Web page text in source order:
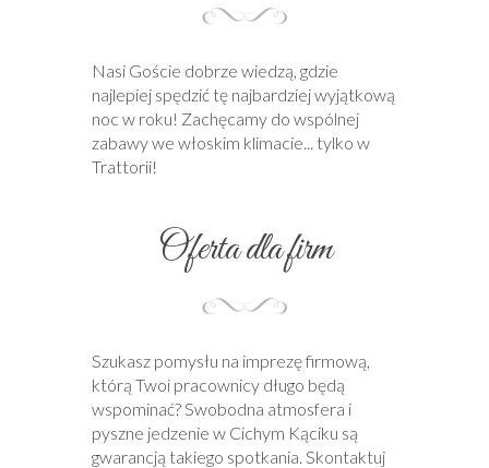
Nasi Goście dobrze wiedzą, gdzie
najlepiej spędzić tę najbardziej wyjątkową
noc w roku! Zachęcamy do wspólnej
zabawy we włoskim klimacie... tylko w
Trattorii!
Oferta dla firm
Szukasz pomysłu na imprezę firmową,
którą Twoi pracownicy długo będą
wspominać? Swobodna atmosfera i
pyszne jedzenie w Cichym Kąciku są
gwarancją takiego spotkania. Skontaktuj